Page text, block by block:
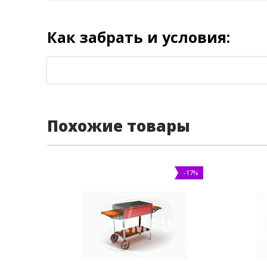
Как забрать и условия:
Похожие товары
-17%